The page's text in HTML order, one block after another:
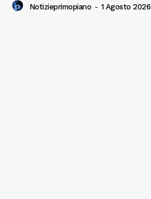
Notizieprimopiano - 1 Agosto 2026